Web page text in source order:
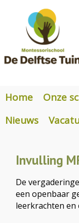
Home Onze
Nieuws
Invulling
De
een openbaar
leerkrachten en